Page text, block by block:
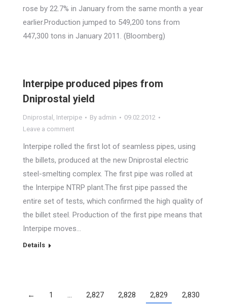
rose by 22.7% in January from the same month a year
earlier.Production jumped to 549,200 tons from
447,300 tons in January 2011. (Bloomberg)
Interpipe produced pipes from
Dniprostal yield
Dniprostal , Interpipe By admin
09.02.2012
Leave a comment
Interpipe rolled the first lot of seamless pipes, using
the billets, produced at the new Dniprostal electric
steel-smelting complex. The first pipe was rolled at
the Interpipe NTRP plant.The first pipe passed the
entire set of tests, which confirmed the high quality of
the billet steel. Production of the first pipe means that
Interpipe moves…
Details
← 1 … 2,827 2,828 2,829
2,830